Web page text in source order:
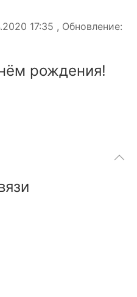
17:35 , Обновление:
рождения!